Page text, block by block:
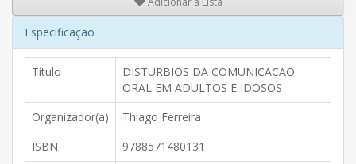
Especificação
Título
DISTURBIOS DA COMUNICACAO
ORAL EM ADULTOS E IDOSOS
Organizador(a)
Thiago Ferreira
ISBN
9788571480131